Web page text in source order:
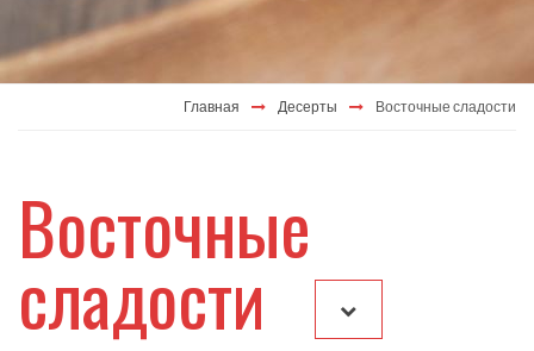
Главная Десерты Восточные сладости
Восточные
сладости